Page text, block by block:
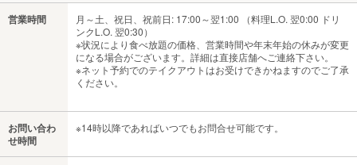
営業時間
月～土、祝日、祝前日: 17:00～翌1:00 （料理L.O. 翌0:00 ドリ
ンクL.O. 翌0:30）
※状況により食べ放題の価格、営業時間や年末年始の休みが変更
になる場合がございます。詳細は直接店舗へご連絡下さい。
※ネット予約でのテイクアウトはお受けできかねますのでご了承
ください。
お問い合わ
せ時間
※14時以降であればいつでもお問合せ可能です。